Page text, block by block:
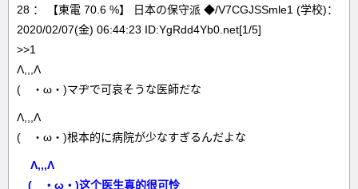
28 ： 【東電 70.6 %】 日本の保守派 ◆/V7CGJSSmle1 (学校)：
2020/02/07(金) 06:44:23 ID:YgRdd4Yb0.net[1/5]
>>1
Λ,,,Λ
( ・ω・)マヂで可哀そうな医師だな
Λ,,,Λ
( ・ω・)根本的に病院が少なすぎるんだよな
Λ,,,Λ
( ・ω・)这个医生真的很可怜